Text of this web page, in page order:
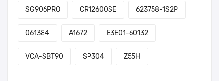
SG906PRO CR12600SE 623758-1S2P
061384 A1672 E3E01-60132
VCA-SBT90 SP304 Z55H